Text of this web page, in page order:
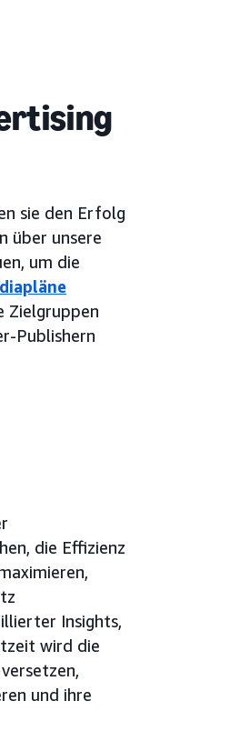
sie den Erfolg
über unsere
um die
Zielgruppen
Publishern
die Effizienz
Insights,
wird die
und ihre